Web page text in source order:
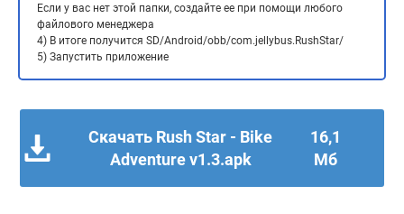
Если у вас нет этой папки, создайте ее при помощи любого
файлового менеджера
4) В итоге получится SD/Android/obb/com.jellybus.RushStar/
5) Запустить приложение
Скачать Rush Star - Bike
Adventure v1.3.apk
16,1
Мб